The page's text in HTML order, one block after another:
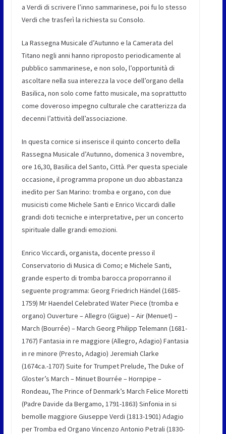
a Verdi di scrivere l’inno sammarinese, poi fu lo stesso
Verdi che trasferì la richiesta su Consolo.
La Rassegna Musicale d’Autunno e la Camerata del
Titano negli anni hanno riproposto periodicamente al
pubblico sammarinese, e non solo, l’opportunità di
ascoltare nella sua interezza la voce dell’organo della
Basilica, non solo come fatto musicale, ma soprattutto
come doveroso impegno culturale che caratterizza da
decenni l’attività dell’associazione.
In questa cornice si inserisce il quinto concerto della
Rassegna Musicale d’Autunno, domenica 3 novembre,
ore 16,30, Basilica del Santo, Città. Per questa speciale
occasione, il programma propone un duo abbastanza
inedito per San Marino: tromba e organo, con due
musicisti come Michele Santi e Enrico Viccardi dalle
grandi doti tecniche e interpretative, per un concerto
spirituale dalle grandi emozioni.
Enrico Viccardi, organista, docente presso il
Conservatorio di Musica di Como; e Michele Santi,
grande esperto di tromba barocca proporranno il
seguente programma: Georg Friedrich Händel (1685-
1759) Mr Haendel Celebrated Water Piece (tromba e
organo) Ouverture – Allegro (Gigue) – Air (Menuet) –
March (Bourrée) – March Georg Philipp Telemann (1681-
1767) Fantasia in re maggiore (Allegro, Adagio) Fantasia
in re minore (Presto, Adagio) Jeremiah Clarke
(1674ca.-1707) Suite for Trumpet Prelude, The Duke of
Gloster’s March – Minuet Bourrée – Hornpipe –
Rondeau, The Prince of Denmark’s March Felice Moretti
(Padre Davide da Bergamo, 1791-1863) Sinfonia in si
bemolle maggiore Giuseppe Verdi (1813-1901) Adagio
per Tromba ed Organo Vincenzo Antonio Petrali (1830-